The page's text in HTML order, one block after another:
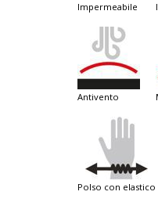
impermeabile
antivento
polso con elastico